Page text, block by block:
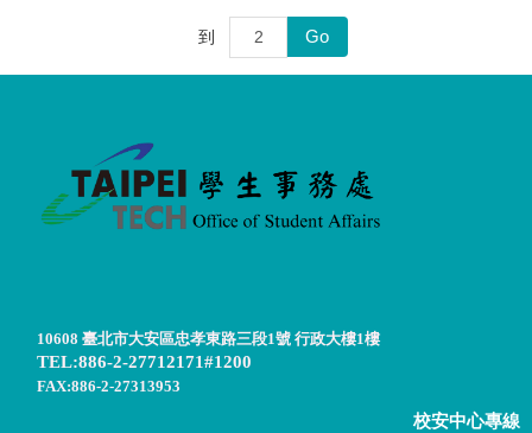
到 Go
10608 臺北市大安區忠孝東路三段1號 行政大樓1樓
TEL:886-2-27712171#1200
FAX:886-2-27313953
校安中心專線